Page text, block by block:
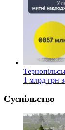
1 млрд грн
Суспільство